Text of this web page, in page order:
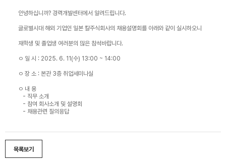
안녕하십니까? 경력개발센터에서 알려드립니다.
글로벌시대 해외 기업인 일본 칼주식회사의 채용설명회를 아래와 같이 실시하오니
재학생 및 졸업생 여러분의 많은 참석바랍니다.
ㅇ 일 시 : 2025. 6. 11(수) 13:00 ~ 14:00
ㅇ 장 소 : 본관 3층 취업세미나실
ㅇ 내 용
- 직무 소개
- 참여 회사소개 및 설명회
- 채용관련 질의응답
목록보기